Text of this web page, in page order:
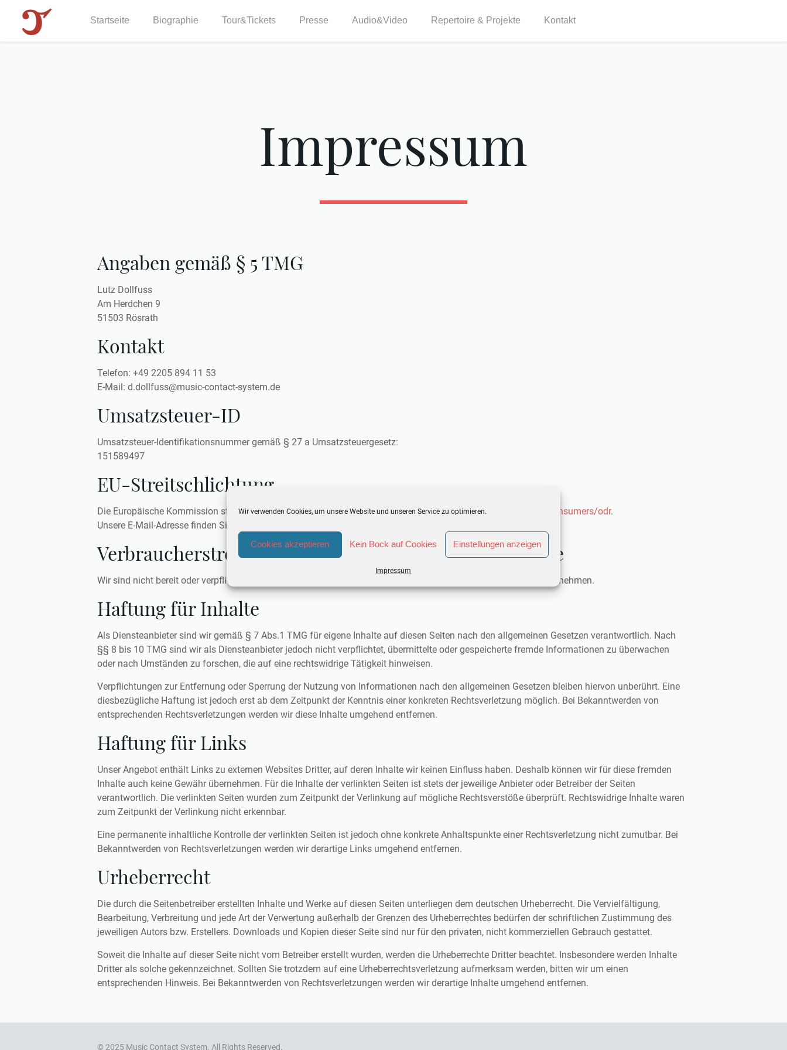
Wir verwenden Cookies, um unsere Website und unseren Service zu optimieren.
Cookies akzeptieren Kein Bock auf Cookies Einstellungen anzeigen
Impressum
Startseite Biographie Tour&Tickets Presse Audio&Video Repertoire & Projekte Kontakt
Impressum
Angaben gemäß § 5 TMG
Lutz Dollfuss
Am Herdchen 9
51503 Rösrath
Kontakt
Telefon: +49 2205 894 11 53
E-Mail: d.dollfuss@music-contact-system.de
Umsatzsteuer-ID
Umsatzsteuer-Identifikationsnummer gemäß § 27 a Umsatzsteuergesetz:
151589497
EU-Streitschlichtung
Die Europäische Kommission stellt eine Plattform zur Online-Streitbeilegung (OS) bereit:https://ec.europa.eu/consumers/odr.
Unsere E-Mail-Adresse finden Sie oben im Impressum.
Verbraucher­streit­beilegung/Universal­schlichtungs­stelle
Wir sind nicht bereit oder verpflichtet, an Streitbeilegungsverfahren vor einer Verbraucherschlichtungsstelle teilzunehmen.
Haftung für Inhalte
Als Diensteanbieter sind wir gemäß § 7 Abs.1 TMG für eigene Inhalte auf diesen Seiten nach den allgemeinen Gesetzen verantwortlich. Nach
§§ 8 bis 10 TMG sind wir als Diensteanbieter jedoch nicht verpflichtet, übermittelte oder gespeicherte fremde Informationen zu überwachen
oder nach Umständen zu forschen, die auf eine rechtswidrige Tätigkeit hinweisen.
Verpflichtungen zur Entfernung oder Sperrung der Nutzung von Informationen nach den allgemeinen Gesetzen bleiben hiervon unberührt. Eine
diesbezügliche Haftung ist jedoch erst ab dem Zeitpunkt der Kenntnis einer konkreten Rechtsverletzung möglich. Bei Bekanntwerden von
entsprechenden Rechtsverletzungen werden wir diese Inhalte umgehend entfernen.
Haftung für Links
Unser Angebot enthält Links zu externen Websites Dritter, auf deren Inhalte wir keinen Einfluss haben. Deshalb können wir für diese fremden
Inhalte auch keine Gewähr übernehmen. Für die Inhalte der verlinkten Seiten ist stets der jeweilige Anbieter oder Betreiber der Seiten
verantwortlich. Die verlinkten Seiten wurden zum Zeitpunkt der Verlinkung auf mögliche Rechtsverstöße überprüft. Rechtswidrige Inhalte waren
zum Zeitpunkt der Verlinkung nicht erkennbar.
Eine permanente inhaltliche Kontrolle der verlinkten Seiten ist jedoch ohne konkrete Anhaltspunkte einer Rechtsverletzung nicht zumutbar. Bei
Bekanntwerden von Rechtsverletzungen werden wir derartige Links umgehend entfernen.
Urheberrecht
Die durch die Seitenbetreiber erstellten Inhalte und Werke auf diesen Seiten unterliegen dem deutschen Urheberrecht. Die Vervielfältigung,
Bearbeitung, Verbreitung und jede Art der Verwertung außerhalb der Grenzen des Urheberrechtes bedürfen der schriftlichen Zustimmung des
jeweiligen Autors bzw. Erstellers. Downloads und Kopien dieser Seite sind nur für den privaten, nicht kommerziellen Gebrauch gestattet.
Soweit die Inhalte auf dieser Seite nicht vom Betreiber erstellt wurden, werden die Urheberrechte Dritter beachtet. Insbesondere werden Inhalte
Dritter als solche gekennzeichnet. Sollten Sie trotzdem auf eine Urheberrechtsverletzung aufmerksam werden, bitten wir um einen
entsprechenden Hinweis. Bei Bekanntwerden von Rechtsverletzungen werden wir derartige Inhalte umgehend entfernen.
© 2025 Music Contact System. All Rights Reserved.